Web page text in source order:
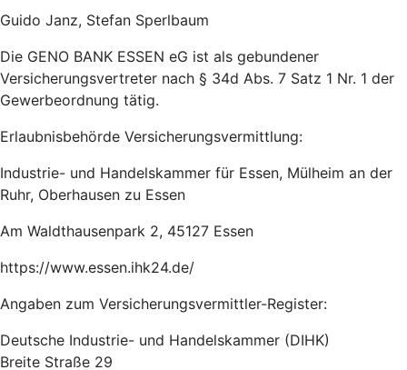
Guido Janz, Stefan Sperlbaum
Die GENO BANK ESSEN eG ist als gebundener
Versicherungsvertreter nach § 34d Abs. 7 Satz 1 Nr. 1 der
Gewerbeordnung tätig.
Erlaubnisbehörde Versicherungsvermittlung:
In­dus­trie- und Han­dels­kam­mer für Es­sen, Mül­heim an der
Ruhr, Ober­hau­sen zu Es­sen
Am Waldthau­sen­park 2, 45127 Essen
https://www.essen.ihk24.de/
Angaben zum Versicherungsvermittler-Register:
Deutsche Industrie- und Handelskammer (DIHK)
Breite Straße 29